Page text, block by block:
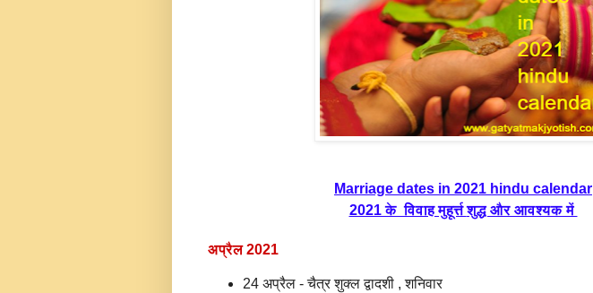
Marriage dates in 2021 hindu calendar
2021 के विवाह मुहूर्त्तशुद्ध और आवश्यक में
अप्रैल 2021
24 अप्रैल - चैत्र शुक्ल द्वादशी , शनिवार